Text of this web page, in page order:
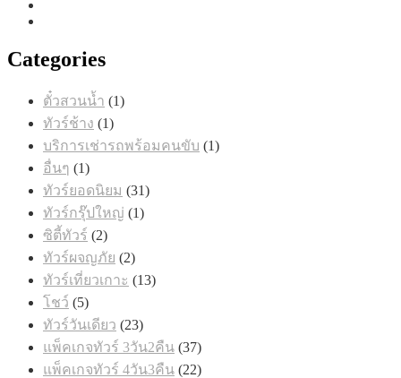
Categories
ตั๋วสวนน้ำ 11
ทัวร์ช้าง 11
สินค้า
บริการเช่ารถพร้อมคนขับ 11
อื่นๆ 11
สินค้า
ทัวร์ยอดนิยม 3131
ทัวร์กรุ๊ปใหญ่ 11
ซิตี้ทัวร์ 22
สินค้า
ทัวร์ผจญภัย 22
สินค้า
ทัวร์เที่ยวเกาะ 1313
โชว์ 55
สินค้า
ทัวร์วันเดียว 2323
สินค้า
แพ็คเกจทัวร์ 3วัน2คืน 3737
สินค้า
แพ็คเกจทัวร์ 4วัน3คืน 2222